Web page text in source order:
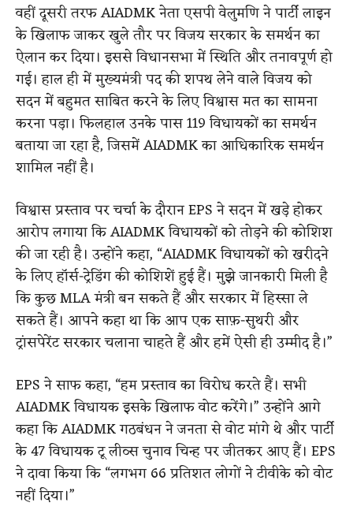
वहीं दूसरी तरफ AIADMK नेता एसपी वेलुमणि ने पार्टी लाइन
के खिलाफ जाकर खुले तौर पर विजय सरकार के समर्थन का
ऐलान कर दिया। इससे विधानसभा में स्थिति और तनावपूर्ण हो
गई। हाल ही में मुख्यमंत्री पद की शपथ लेने वाले विजय को
सदन में बहुमत साबित करने के लिए विश्वास मत का सामना
करना पड़ा। फिलहाल उनके पास 119 विधायकों का समर्थन
बताया जा रहा है, जिसमें AIADMK का आधिकारिक समर्थन
शामिल नहीं है।
विश्वास प्रस्ताव पर चर्चा के दौरान EPS ने सदन में खड़े होकर
आरोप लगाया कि AIADMK विधायकों को तोड़ने की कोशिश
की जा रही है। उन्होंने कहा, “AIADMK विधायकों को खरीदने
के लिए हॉर्स-ट्रेडिंग की कोशिशें हुई हैं। मुझे जानकारी मिली है
कि कुछ MLA मंत्री बन सकते हैं और सरकार में हिस्सा ले
सकते हैं। आपने कहा था कि आप एक साफ़-सुथरी और
ट्रांसपेरेंट सरकार चलाना चाहते हैं और हमें ऐसी ही उम्मीद है।”
EPS ने साफ कहा, “हम प्रस्ताव का विरोध करते हैं। सभी
AIADMK विधायक इसके खिलाफ वोट करेंगे।” उन्होंने आगे
कहा कि AIADMK गठबंधन ने जनता से वोट मांगे थे और पार्टी
के 47 विधायक टू लीव्स चुनाव चिन्ह पर जीतकर आए हैं। EPS
ने दावा किया कि “लगभग 66 प्रतिशत लोगों ने टीवीके को वोट
नहीं दिया।”